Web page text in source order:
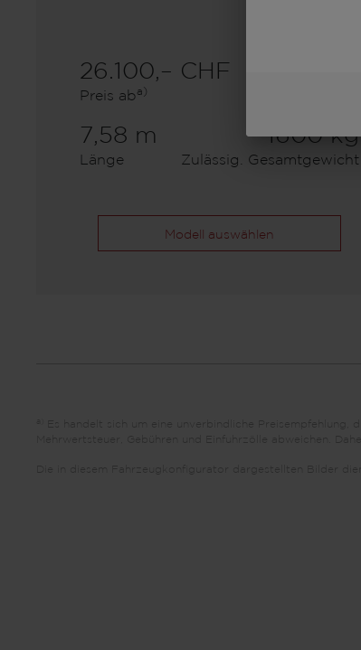
26.100,– CHF
Preis aba)
7,58 m
Länge
1600 kg
Zulässig. Gesamtgewicht
Modell auswählen